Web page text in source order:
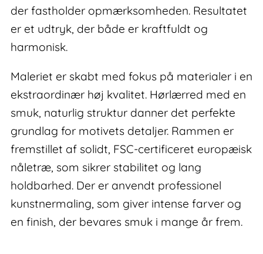
der fastholder opmærksomheden. Resultatet
er et udtryk, der både er kraftfuldt og
harmonisk.
Maleriet er skabt med fokus på materialer i en
ekstraordinær høj kvalitet. Hørlærred med en
smuk, naturlig struktur danner det perfekte
grundlag for motivets detaljer. Rammen er
fremstillet af solidt, FSC-certificeret europæisk
nåletræ, som sikrer stabilitet og lang
holdbarhed. Der er anvendt professionel
kunstnermaling, som giver intense farver og
en finish, der bevares smuk i mange år frem.